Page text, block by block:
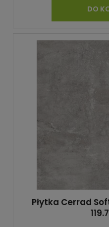
DO
Płytka Cerrad